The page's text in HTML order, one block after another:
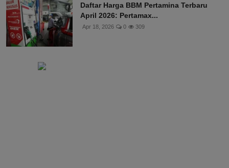
Daftar Harga BBM Pertamina Terbaru
April 2026: Pertamax...
Apr 18, 2026 0 309